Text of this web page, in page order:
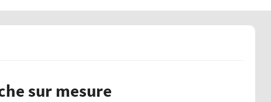
sur mesure